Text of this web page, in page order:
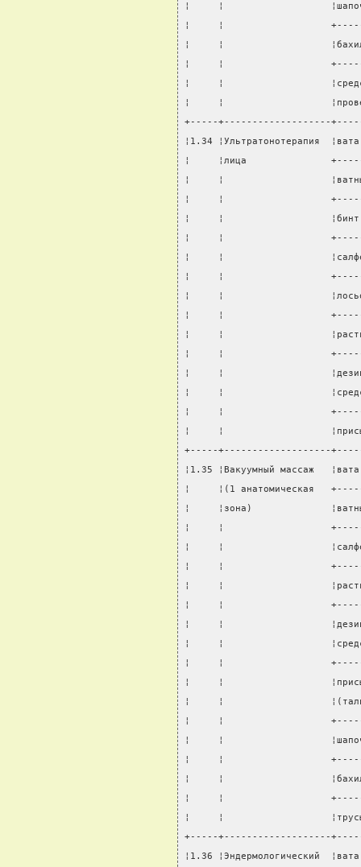
¦     ¦
¦     ¦
¦     ¦                   ¦бахилы
¦     ¦
¦     ¦
¦     ¦
+-----+-------------------
¦1.34
¦     ¦лица
¦     ¦
¦     ¦
¦     ¦
¦     ¦
¦     ¦
¦     ¦
¦     ¦
¦     ¦
¦     ¦
¦     ¦
¦     ¦
¦     ¦
¦     ¦
¦     ¦
+-----+-------------------
¦1.35 ¦Вакуумный массаж
¦     ¦(1 анатомическая
¦     ¦зона)
¦     ¦
¦     ¦
¦     ¦
¦     ¦
¦     ¦
¦     ¦
¦     ¦
¦     ¦
¦     ¦
¦     ¦
¦     ¦
¦     ¦
¦     ¦
¦     ¦                   ¦бахилы
¦     ¦
¦     ¦                   ¦трусы
+-----+-------------------
¦1.36